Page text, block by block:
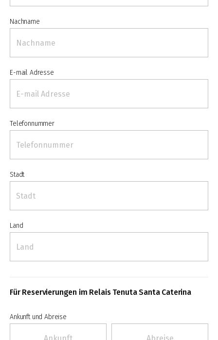
Nachname
E-mail Adresse
Telefonnummer
Stadt
Land
Für Reservierungen im Relais Tenuta Santa Caterina
Ankunft und Abreise